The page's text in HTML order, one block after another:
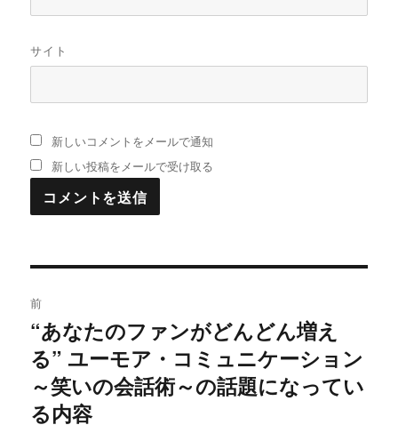
サイト
新しいコメントをメールで通知
新しい投稿をメールで受け取る
稿
ナ
ビ
前
過
去
投
稿:
“あなたのファンがどんどん増え
る” ユーモア・コミュニケーション
～笑いの会話術～の話題になってい
る内容